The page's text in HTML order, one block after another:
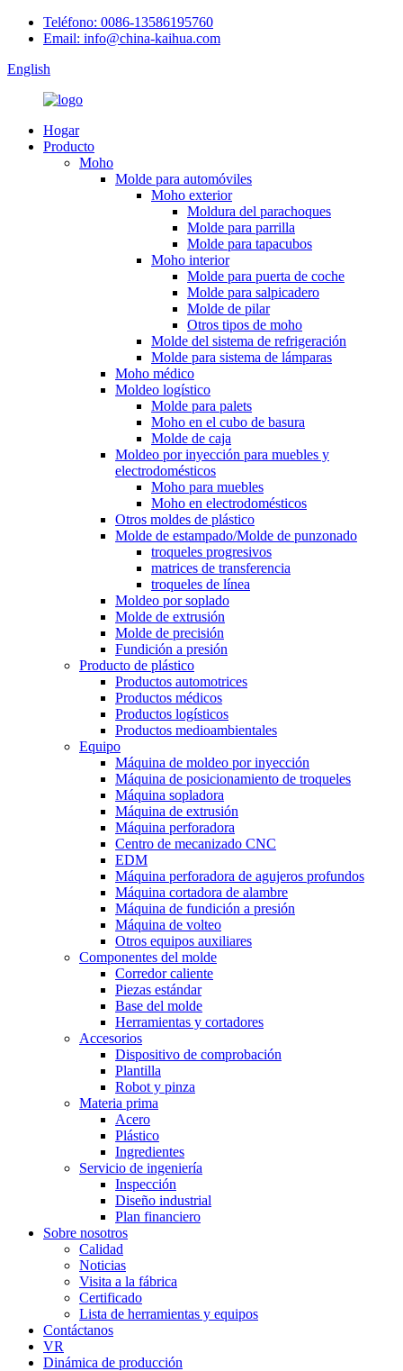
Teléfono: 0086-13586195760
Email: info@china-kaihua.com
English
Hogar
Producto
Moho
Molde para automóviles
Moho exterior
Moldura del parachoques
Molde para parrilla
Molde para tapacubos
Moho interior
Molde para puerta de coche
Molde para salpicadero
Molde de pilar
Otros tipos de moho
Molde del sistema de refrigeración
Molde para sistema de lámparas
Moho médico
Moldeo logístico
Molde para palets
Moho en el cubo de basura
Molde de caja
Moldeo por inyección para muebles y
electrodomésticos
Moho para muebles
Moho en electrodomésticos
Otros moldes de plástico
Molde de estampado/Molde de punzonado
troqueles progresivos
matrices de transferencia
troqueles de línea
Moldeo por soplado
Molde de extrusión
Molde de precisión
Fundición a presión
Producto de plástico
Productos automotrices
Productos médicos
Productos logísticos
Productos medioambientales
Equipo
Máquina de moldeo por inyección
Máquina de posicionamiento de troqueles
Máquina sopladora
Máquina de extrusión
Máquina perforadora
Centro de mecanizado CNC
EDM
Máquina perforadora de agujeros profundos
Máquina cortadora de alambre
Máquina de fundición a presión
Máquina de volteo
Otros equipos auxiliares
Componentes del molde
Corredor caliente
Piezas estándar
Base del molde
Herramientas y cortadores
Accesorios
Dispositivo de comprobación
Plantilla
Robot y pinza
Materia prima
Acero
Plástico
Ingredientes
Servicio de ingeniería
Inspección
Diseño industrial
Plan financiero
Sobre nosotros
Calidad
Noticias
Visita a la fábrica
Certificado
Lista de herramientas y equipos
Contáctanos
VR
Dinámica de producción